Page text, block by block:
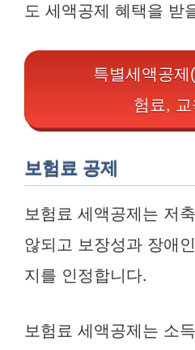
도 세액공제 혜택을 받
특별세액공제
험료,
보험료 공제
보험료 세액공제는 저
않되고 보장성과 장애
지를 인정합니다.
보험료 세액공제는 소